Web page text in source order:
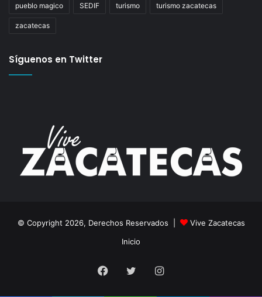
pueblo magico SEDIF turismo turismo zacatecas
zacatecas
Síguenos en Twitter
© Copyright 2026, Derechos Reservados |
Vive Zacatecas
Inicio
Facebook
TwitterInstagram